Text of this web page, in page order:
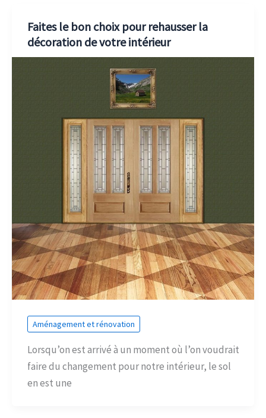
Faites le bon choix pour rehausser la
décoration de votre intérieur
Aménagement et rénovation
Lorsqu’on est arrivé à un moment où l’on voudrait
faire du changement pour notre intérieur, le sol
en est une